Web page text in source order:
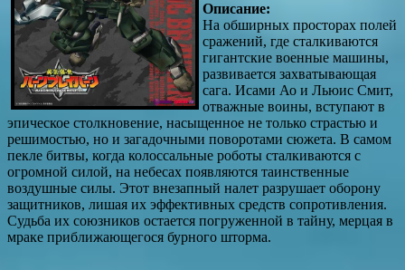
Описание:
На обширных просторах полей
сражений, где сталкиваются
гигантские военные машины,
развивается захватывающая
сага. Исами Ао и Льюис Смит,
отважные воины, вступают в
эпическое столкновение, насыщенное не только страстью и
решимостью, но и загадочными поворотами сюжета. В самом
пекле битвы, когда колоссальные роботы сталкиваются с
огромной силой, на небесах появляются таинственные
воздушные силы. Этот внезапный налет разрушает оборону
защитников, лишая их эффективных средств сопротивления.
Судьба их союзников остается погруженной в тайну, мерцая в
мраке приближающегося бурного шторма.